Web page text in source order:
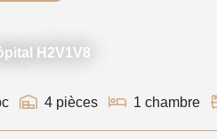
H2V1V8
4 pièces 1 chambre